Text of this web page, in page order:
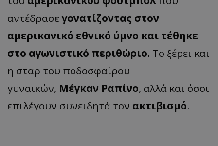
αντέδρασεγονατίζοντας στον
αμερικανικό εθνικό ύμνο και τέθηκε
στο αγωνιστικό περιθώριο. Το ξέρει και
η σταρ του ποδοσφαίρου
γυναικών, Μέγκαν Ραπίνο, αλλά και όσοι
επιλέγουν συνειδητά τον ακτιβισμό.